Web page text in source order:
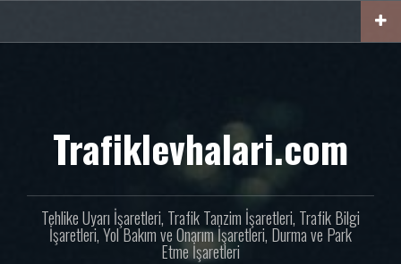
Trafiklevhalari.com
Tehlike Uyarı İşaretleri, Trafik Tanzim İşaretleri, Trafik Bilgi
İşaretleri, Yol Bakım ve Onarım İşaretleri, Durma ve Park
Etme İşaretleri